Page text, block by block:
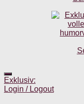
Exklusiv:
Login / Logout